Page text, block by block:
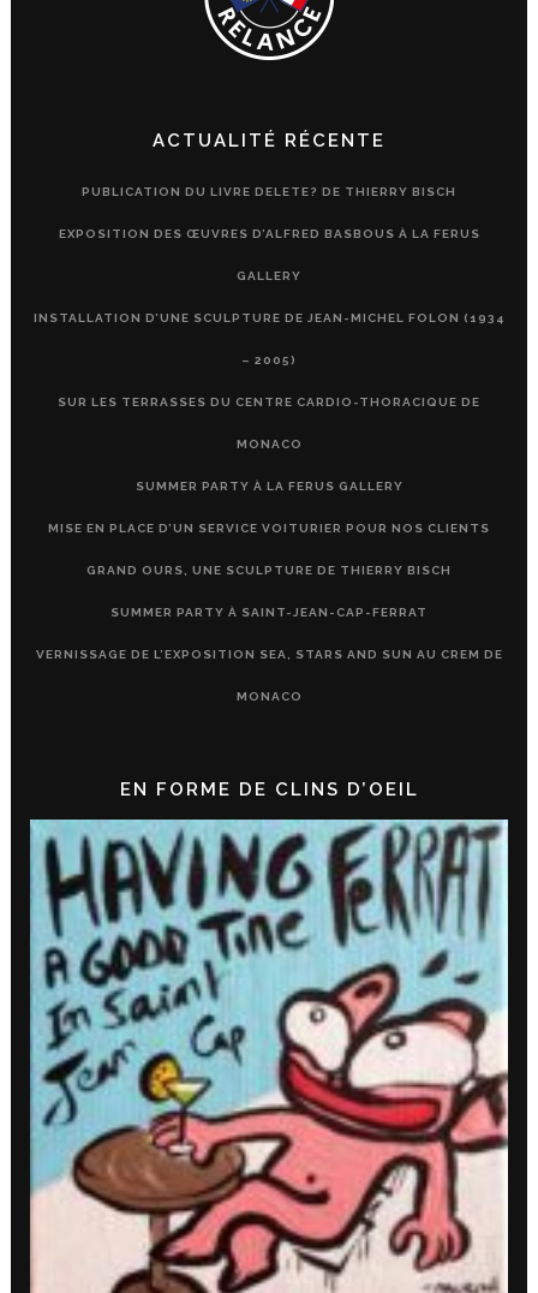
ACTUALITÉ RÉCENTE
PUBLICATION DU LIVRE DELETE? DE THIERRY BISCH
EXPOSITION DES ŒUVRES D’ALFRED BASBOUS À LA FERUS
GALLERY
INSTALLATION D’UNE SCULPTURE DE JEAN-MICHEL FOLON (1934
– 2005)
SUR LES TERRASSES DU CENTRE CARDIO-THORACIQUE DE
MONACO
SUMMER PARTY À LA FERUS GALLERY
MISE EN PLACE D’UN SERVICE VOITURIER POUR NOS CLIENTS
GRAND OURS, UNE SCULPTURE DE THIERRY BISCH
SUMMER PARTY À SAINT-JEAN-CAP-FERRAT
VERNISSAGE DE L’EXPOSITION SEA, STARS AND SUN AU CREM DE
MONACO
EN FORME DE CLINS D’OEIL